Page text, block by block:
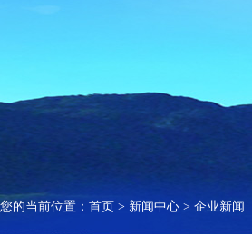
您的当前位置： 首页 > 新闻中心 > 企业新闻